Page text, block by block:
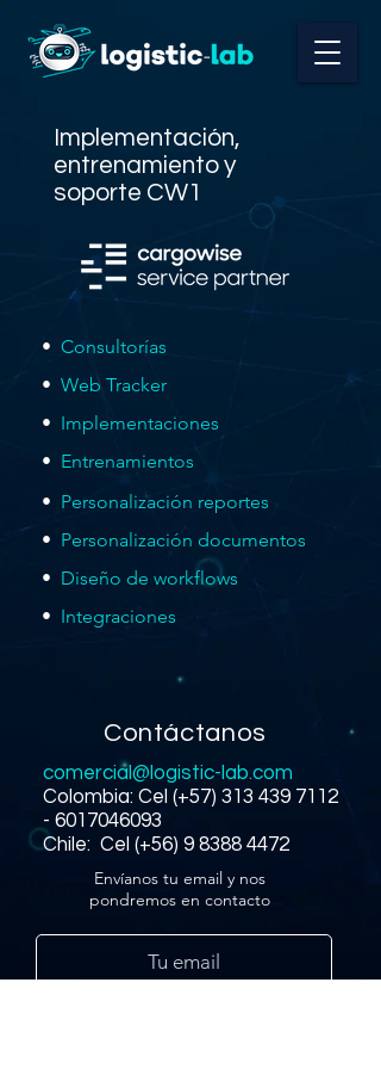
Implementación,
entrenamiento y
soporte CW1
• Consultorías
• Web Tracker
• Implementaciones
• Entrenamientos
• Personalización reportes
• Personalización documentos
• Diseño de workflows
• Integraciones
Contáctanos
comercial@logistic-lab.com
Colombia: Cel (+57) 313 439 7112
- 6017046093
Chile: Cel (+56) 9 8388 4472
Envíanos tu email y nos
pondremos en contacto